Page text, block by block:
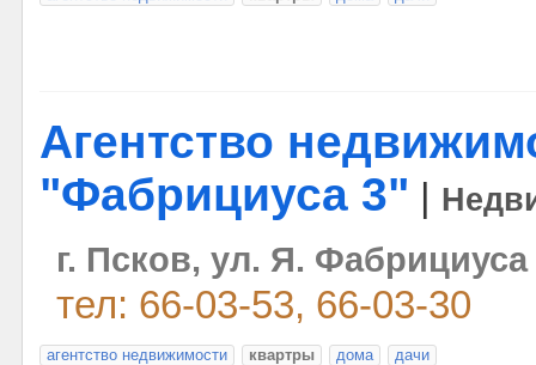
Агентство
"Фабрициуса 3"
г. Псков, ул. Я. Фабрициуса
тел: 66-03-53, 66-03-30
агентство недвижимости квартры дома дачи